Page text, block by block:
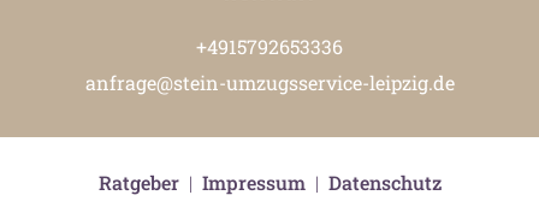
+4915792653336
anfrage@stein-umzugsservice-leipzig.de
Ratgeber| Impressum| Datenschutz